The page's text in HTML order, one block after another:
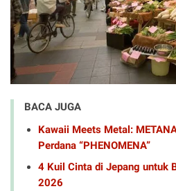
BACA JUGA
Kawaii Meets Metal:
Perdana “PHENOMENA”
4 Kuil Cinta di Jepang untuk
2026